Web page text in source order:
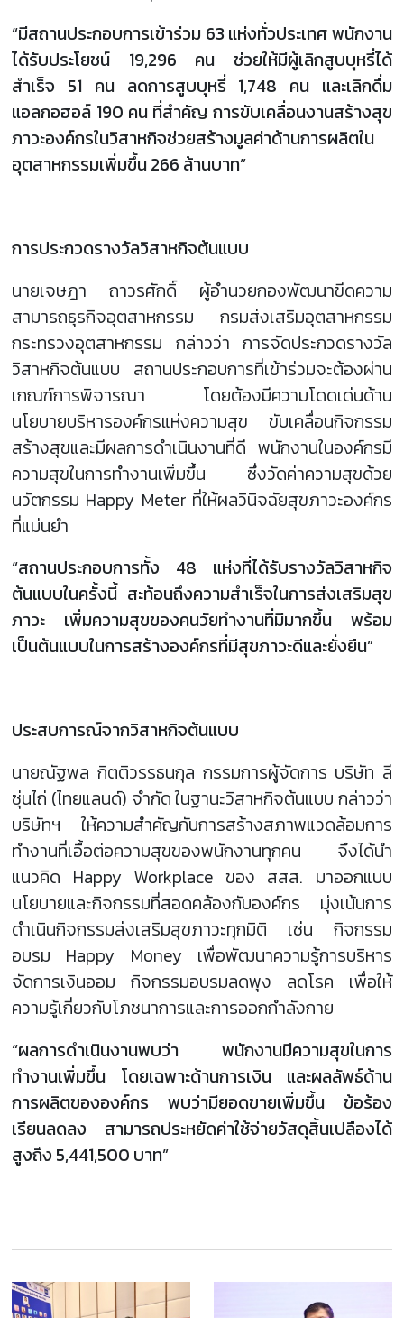
“มีสถานประกอบการเข้าร่วม 63 แห่งทั่วประเทศ พนักงาน
ได้รับประโยชน์ 19,296 คน ช่วยให้มีผู้เลิกสูบบุหรี่ได้
สำเร็จ 51 คน ลดการสูบบุหรี่ 1,748 คน และเลิกดื่ม
แอลกอฮอล์ 190 คน ที่สำคัญ การขับเคลื่อนงานสร้างสุข
ภาวะองค์กรในวิสาหกิจช่วยสร้างมูลค่าด้านการผลิตใน
อุตสาหกรรมเพิ่มขึ้น 266 ล้านบาท”
การประกวดรางวัลวิสาหกิจต้นแบบ
นายเจษฎา ถาวรศักดิ์ ผู้อำนวยกองพัฒนาขีดความ
สามารถธุรกิจอุตสาหกรรม กรมส่งเสริมอุตสาหกรรม
กระทรวงอุตสาหกรรม กล่าวว่า การจัดประกวดรางวัล
วิสาหกิจต้นแบบ สถานประกอบการที่เข้าร่วมจะต้องผ่าน
เกณฑ์การพิจารณา โดยต้องมีความโดดเด่นด้าน
นโยบายบริหารองค์กรแห่งความสุข ขับเคลื่อนกิจกรรม
สร้างสุขและมีผลการดำเนินงานที่ดี พนักงานในองค์กรมี
ความสุขในการทำงานเพิ่มขึ้น ซึ่งวัดค่าความสุขด้วย
นวัตกรรม Happy Meter ที่ให้ผลวินิจฉัยสุขภาวะองค์กร
ที่แม่นยำ
“สถานประกอบการทั้ง 48 แห่งที่ได้รับรางวัลวิสาหกิจ
ต้นแบบในครั้งนี้ สะท้อนถึงความสำเร็จในการส่งเสริมสุข
ภาวะ เพิ่มความสุขของคนวัยทำงานที่มีมากขึ้น พร้อม
เป็นต้นแบบในการสร้างองค์กรที่มีสุขภาวะดีและยั่งยืน”
ประสบการณ์จากวิสาหกิจต้นแบบ
นายณัฐพล กิตติวรรธนกุล กรรมการผู้จัดการ บริษัท ลี
ซุ่นไถ่ (ไทยแลนด์) จำกัด ในฐานะวิสาหกิจต้นแบบ กล่าวว่า
บริษัทฯ ให้ความสำคัญกับการสร้างสภาพแวดล้อมการ
ทำงานที่เอื้อต่อความสุขของพนักงานทุกคน จึงได้นำ
แนวคิด Happy Workplace ของ สสส. มาออกแบบ
นโยบายและกิจกรรมที่สอดคล้องกับองค์กร มุ่งเน้นการ
ดำเนินกิจกรรมส่งเสริมสุขภาวะทุกมิติ เช่น กิจกรรม
อบรม Happy Money เพื่อพัฒนาความรู้การบริหาร
จัดการเงินออม กิจกรรมอบรมลดพุง ลดโรค เพื่อให้
ความรู้เกี่ยวกับโภชนาการและการออกกำลังกาย
“ผลการดำเนินงานพบว่า พนักงานมีความสุขในการ
ทำงานเพิ่มขึ้น โดยเฉพาะด้านการเงิน และผลลัพธ์ด้าน
การผลิตขององค์กร พบว่ามียอดขายเพิ่มขึ้น ข้อร้อง
เรียนลดลง สามารถประหยัดค่าใช้จ่ายวัสดุสิ้นเปลืองได้
สูงถึง 5,441,500 บาท”